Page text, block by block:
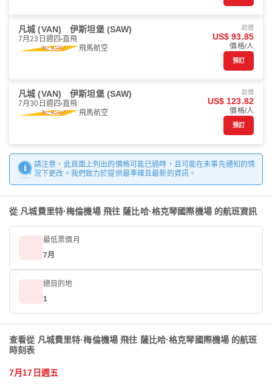
凡城 (VAN) 伊斯坦堡 (SAW)
7月23日週四 直飛
飛馬航空
起價
US$ 93.85
價格/人
預訂
凡城 (VAN) 伊斯坦堡 (SAW)
7月30日週四 直飛
飛馬航空
起價
US$ 123.82
價格/人
預訂
請注意，此頁面上列出的價格可能已過時，且可能在未事先通知的情
況下更改。我們致力於提供最準確且最新的資訊。
從 凡城費里特·梅倫機場 飛往 薩比哈·格克琴國際機場 的航班資訊
最低票價月
7月
總目的地
1
查看從 凡城費里特·梅倫機場 飛往 薩比哈·格克琴國際機場 的航班
時刻表
7月17日週五